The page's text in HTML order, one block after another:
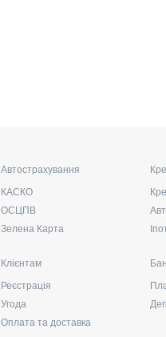
Автострахування
КАСКО
ОСЦПВ
Зелена Карта
Клієнтам
Реєстрація
Угода
Оплата та доставка